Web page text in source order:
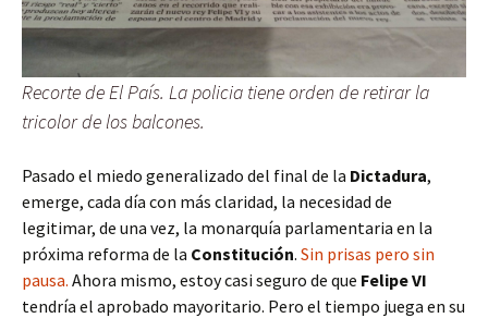
Recorte de El País. La policia tiene orden de retirar la
tricolor de los balcones.
Pasado el miedo generalizado del final de la Dictadura,
emerge, cada día con más claridad, la necesidad de
legitimar, de una vez, la monarquía parlamentaria en la
próxima reforma de la Constitución. Sin prisas pero sin
pausa. Ahora mismo, estoy casi seguro de que Felipe VI
tendría el aprobado mayoritario. Pero el tiempo juega en su